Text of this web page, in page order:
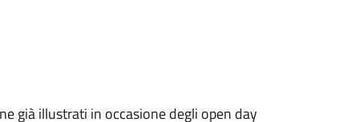
già illustrati in occasione degli open day